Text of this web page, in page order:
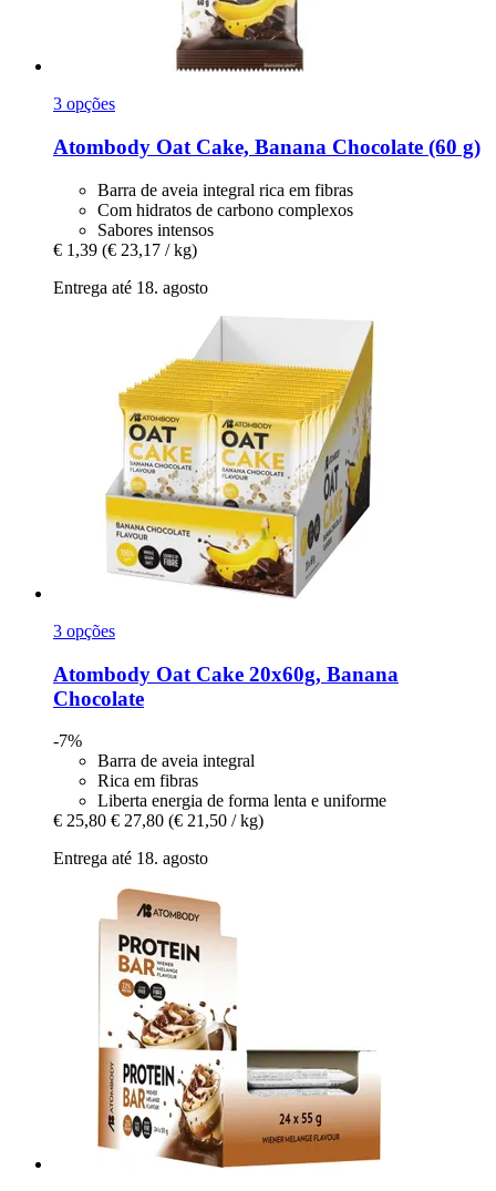
3 opções
Atombody Oat Cake, Banana Chocolate (60 g)
Barra de aveia integral rica em fibras
Com hidratos de carbono complexos
Sabores intensos
€ 1,39 (€ 23,17 / kg)
Entrega até 18. agosto
3 opções
Atombody Oat Cake 20x60g, Banana
Chocolate
-7%
Barra de aveia integral
Rica em fibras
Liberta energia de forma lenta e uniforme
€ 25,80 € 27,80 (€ 21,50 / kg)
Entrega até 18. agosto